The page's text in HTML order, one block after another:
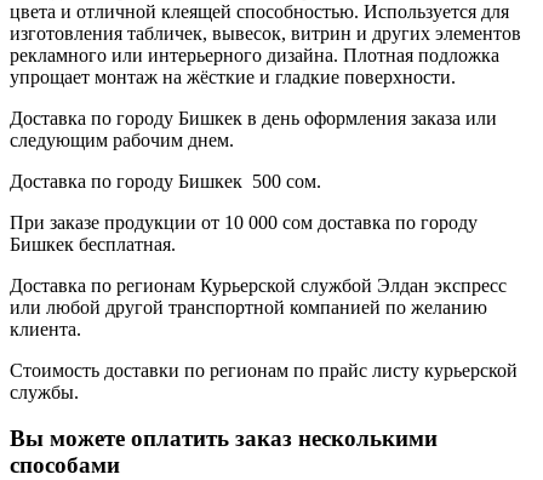
цвета и отличной клеящей способностью. Используется для
изготовления табличек, вывесок, витрин и других элементов
рекламного или интерьерного дизайна. Плотная подложка
упрощает монтаж на жёсткие и гладкие поверхности.
Доставка по городу Бишкек в день оформления заказа или
следующим рабочим днем.
Доставка по городу Бишкек 500 сом.
При заказе продукции от 10 000 сом доставка по городу
Бишкек бесплатная.
Доставка по регионам Курьерской службой Элдан экспресс
или любой другой транспортной компанией по желанию
клиента.
Стоимость доставки по регионам по прайс листу курьерской
службы.
Вы можете оплатить заказ несколькими
способами